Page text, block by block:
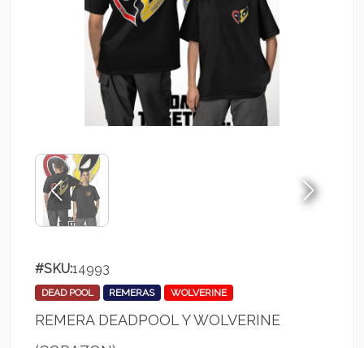
#SKU:14993
DEAD POOL REMERAS WOLVERINE
REMERA DEADPOOL Y WOLVERINE